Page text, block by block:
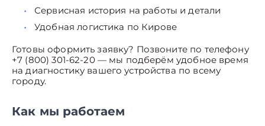
Сервисная история на работы и детали
Удобная логистика по Кирове
Готовы оформить заявку? Позвоните по телефону
+7 (800) 301-62-20 — мы подберём удобное время
на диагностику вашего устройства по всему
городу.
Как мы работаем